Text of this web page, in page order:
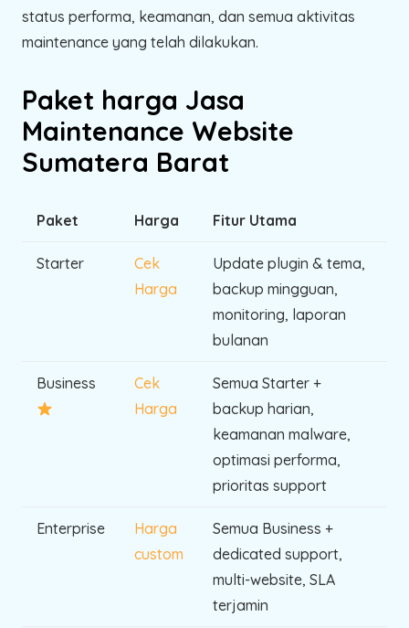
status performa, keamanan, dan semua aktivitas
maintenance yang telah dilakukan.
Paket harga Jasa
Maintenance Website
Sumatera Barat
Paket Harga Fitur Utama
Starter
Cek
Harga
Update plugin & tema,
backup mingguan,
monitoring, laporan
bulanan
Business
Cek
Harga
Semua Starter +
backup harian,
keamanan malware,
optimasi performa,
prioritas support
Enterprise
Harga
custom
Semua Business +
dedicated support,
multi-website, SLA
terjamin